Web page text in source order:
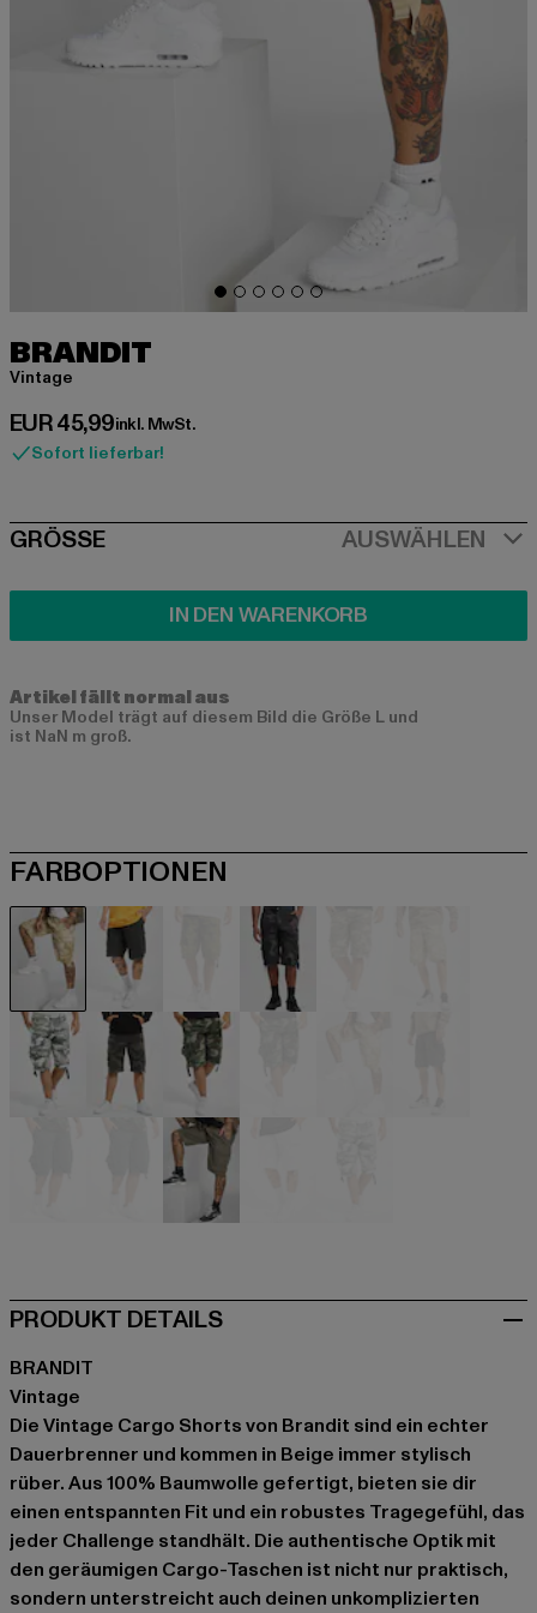
BRANDIT
Vintage
EUR 45,99
Derzeitiger Preis: EUR 45,99
inkl. MwSt.
Sofort lieferbar!
SIZE
GRÖSSE AUSWÄHLEN
IN DEN WARENKORB
Artikel fällt normal aus
Unser Model trägt auf diesem Bild die Größe L und
ist NaN m groß.
FARBOPTIONEN
beige schwarzcamouflage
camouflagecamouflage
PRODUKT DETAILS
BRANDIT
Vintage
Die Vintage Cargo Shorts von Brandit sind ein echter
Dauerbrenner und kommen in Beige immer stylisch
rüber. Aus 100% Baumwolle gefertigt, bieten sie dir
einen entspannten Fit und ein robustes Tragegefühl, das
jeder Challenge standhält. Die authentische Optik mit
den geräumigen Cargo-Taschen ist nicht nur praktisch,
sondern unterstreicht auch deinen unkomplizierten